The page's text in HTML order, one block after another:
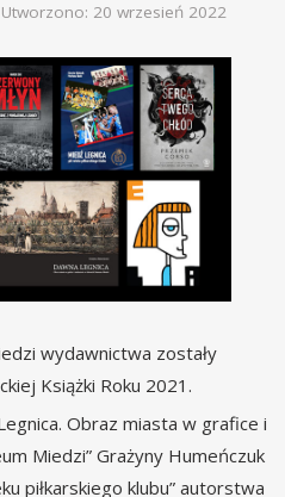
Utworzono: 20 wrzesień 2022
wydawnictwa zostały
Książki Roku 2021.
Obraz miasta w grafice i
Miedzi” Grażyny Humeńczuk
piłkarskiego klubu” autorstwa